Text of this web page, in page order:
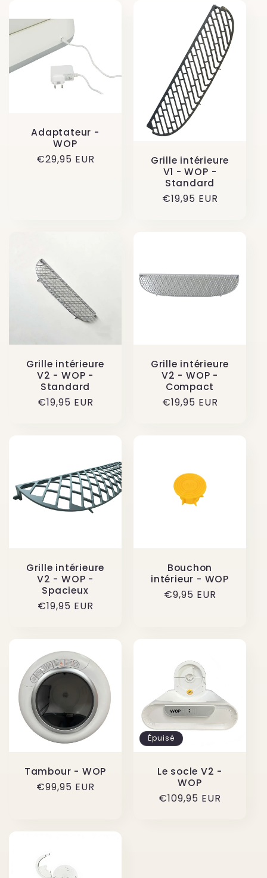
Adaptateur -
WOP
Prix
€29,95 EUR
Grille intérieure
V1 - WOP -
Standard
Prix
€19,95 EUR
Grille intérieure
V2 - WOP -
Standard
Prix
€19,95 EUR
Grille intérieure
V2 - WOP -
Compact
Prix
€19,95 EUR
Grille intérieure
V2 - WOP -
Spacieux
Prix
€19,95 EUR
Bouchon
intérieur - WOP
Prix
€9,95 EUR
Tambour - WOP
Prix
€99,95 EUR
Épuisé
Le socle V2 -
WOP
Prix
€109,95 EUR